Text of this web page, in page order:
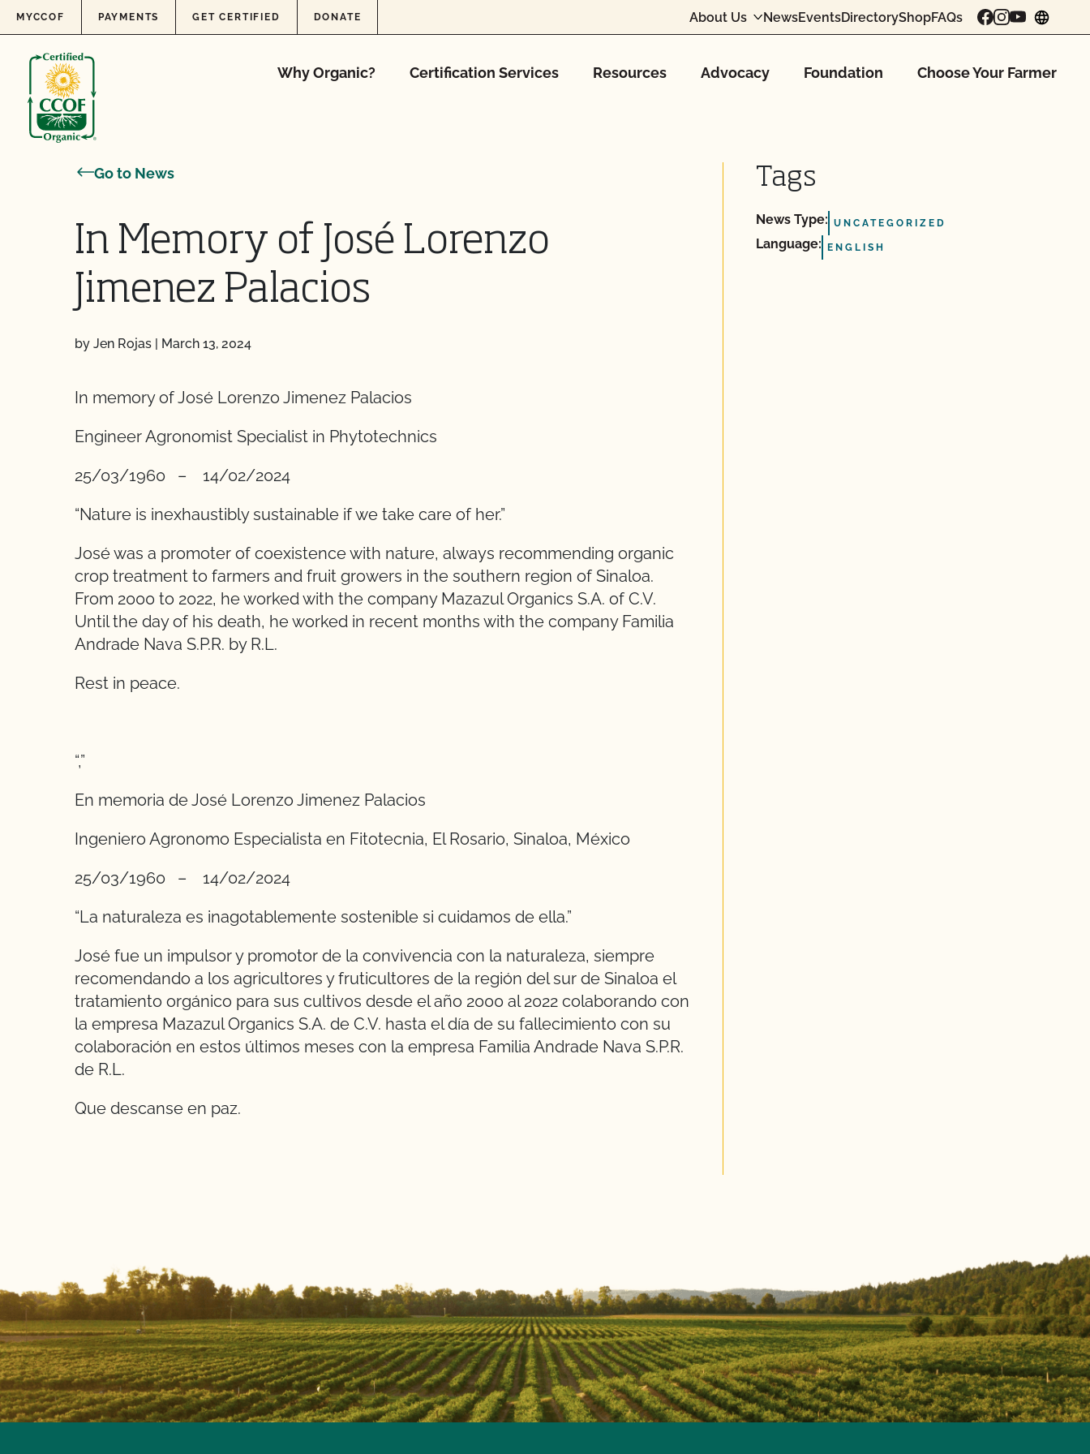
Skip to content
MYCCOF PAYMENTS GET CERTIFIED DONATE About Us NewsEventsDirectoryShopFAQs
Why Organic? Certification Services Resources Advocacy Foundation Choose Your Farmer
Go to News
In Memory of José Lorenzo
Jimenez Palacios
by Jen Rojas | March 13, 2024
In memory of José Lorenzo Jimenez Palacios
Engineer Agronomist Specialist in Phytotechnics
25/03/1960 – 14/02/2024
“Nature is inexhaustibly sustainable if we take care of her.”
José was a promoter of coexistence with nature, always recommending organic
crop treatment to farmers and fruit growers in the southern region of Sinaloa.
From 2000 to 2022, he worked with the company Mazazul Organics S.A. of C.V.
Until the day of his death, he worked in recent months with the company Familia
Andrade Nava S.P.R. by R.L.
Rest in peace.
“,”
En memoria de José Lorenzo Jimenez Palacios
Ingeniero Agronomo Especialista en Fitotecnia, El Rosario, Sinaloa, México
25/03/1960 – 14/02/2024
“La naturaleza es inagotablemente sostenible si cuidamos de ella.”
José fue un impulsor y promotor de la convivencia con la naturaleza, siempre
recomendando a los agricultores y fruticultores de la región del sur de Sinaloa el
tratamiento orgánico para sus cultivos desde el año 2000 al 2022 colaborando con
la empresa Mazazul Organics S.A. de C.V. hasta el día de su fallecimiento con su
colaboración en estos últimos meses con la empresa Familia Andrade Nava S.P.R.
de R.L.
Que descanse en paz.
Tags
News Type: UNCATEGORIZED
Language: ENGLISH